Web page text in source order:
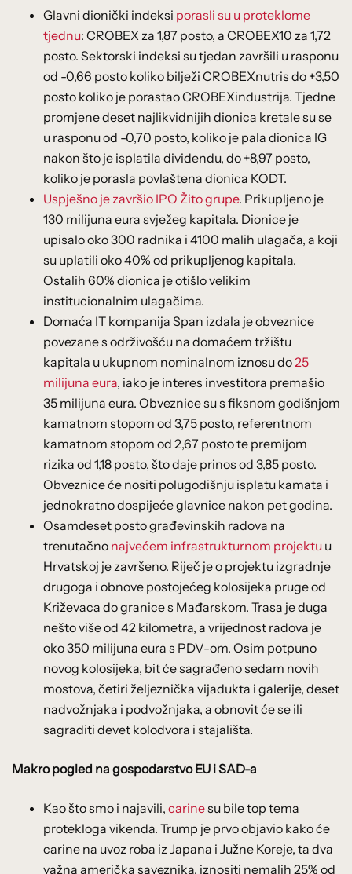
Glavni dionički indeksi porasli su u proteklome
tjednu: CROBEX za 1,87 posto, a CROBEX10 za 1,72
posto. Sektorski indeksi su tjedan završili u rasponu
od -0,66 posto koliko bilježi CROBEXnutris do +3,50
posto koliko je porastao CROBEXindustrija. Tjedne
promjene deset najlikvidnijih dionica kretale su se
u rasponu od -0,70 posto, koliko je pala dionica IG
nakon što je isplatila dividendu, do +8,97 posto,
koliko je porasla povlaštena dionica KODT.
Uspješno je završio IPO Žito grupe. Prikupljeno je
130 milijuna eura svježeg kapitala. Dionice je
upisalo oko 300 radnika i 4100 malih ulagača, a koji
su uplatili oko 40% od prikupljenog kapitala.
Ostalih 60% dionica je otišlo velikim
institucionalnim ulagačima.
Domaća IT kompanija Span izdala je obveznice
povezane s održivošću na domaćem tržištu
kapitala u ukupnom nominalnom iznosu do25
milijuna eura, iako je interes investitora premašio
35 milijuna eura. Obveznice su s fiksnom godišnjom
kamatnom stopom od 3,75 posto, referentnom
kamatnom stopom od 2,67 posto te premijom
rizika od 1,18 posto, što daje prinos od 3,85 posto.
Obveznice će nositi polugodišnju isplatu kamata i
jednokratno dospijeće glavnice nakon pet godina.
Osamdeset posto građevinskih radova na
trenutačno najvećem infrastrukturnom projektu u
Hrvatskoj je završeno. Riječ je o projektu izgradnje
drugoga i obnove postojećeg kolosijeka pruge od
Križevaca do granice s Mađarskom. Trasa je duga
nešto više od 42 kilometra, a vrijednost radova je
oko 350 milijuna eura s PDV-om. Osim potpuno
novog kolosijeka, bit će sagrađeno sedam novih
mostova, četiri željeznička vijadukta i galerije, deset
nadvožnjaka i podvožnjaka, a obnovit će se ili
sagraditi devet kolodvora i stajališta.
Makro pogled na gospodarstvo EU i SAD-a
Kao što smo i najavili, carinesu bile top tema
protekloga vikenda. Trump je prvo objavio kako će
carine na uvoz roba iz Japana i Južne Koreje, ta dva
važna američka saveznika, iznositi nemalih 25% od